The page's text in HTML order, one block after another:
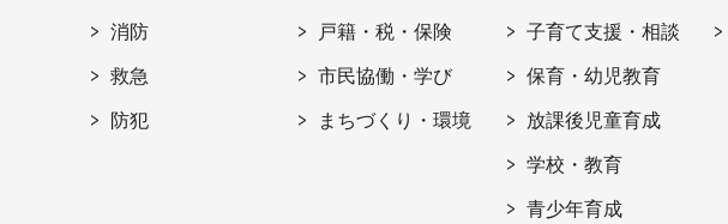
消防
救急
防犯
戸籍・税・保険
市民協働・学び
まちづくり・環境
子育て支援・相談
保育・幼児教育
放課後児童育成
学校・教育
青少年育成